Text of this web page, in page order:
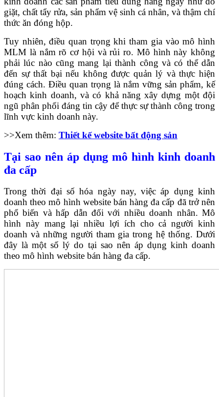
giặt, chất tẩy rửa, sản phẩm vệ sinh cá nhân, và thậm chí
thức ăn đóng hộp.
Tuy nhiên, điều quan trọng khi tham gia vào mô hình
MLM là nắm rõ cơ hội và rủi ro. Mô hình này không
phải lúc nào cũng mang lại thành công và có thể dẫn
đến sự thất bại nếu không được quản lý và thực hiện
đúng cách. Điều quan trọng là nắm vững sản phẩm, kế
hoạch kinh doanh, và có khả năng xây dựng một đội
ngũ phân phối đáng tin cậy để thực sự thành công trong
lĩnh vực kinh doanh này.
>>Xem thêm: Thiết kế website bất động sản
Tại sao nên áp dụng mô hình kinh doanh
đa cấp
Trong thời đại số hóa ngày nay, việc áp dụng kinh
doanh theo mô hình website bán hàng đa cấp đã trở nên
phổ biến và hấp dẫn đối với nhiều doanh nhân. Mô
hình này mang lại nhiều lợi ích cho cả người kinh
doanh và những người tham gia trong hệ thống. Dưới
đây là một số lý do tại sao nên áp dụng kinh doanh
theo mô hình website bán hàng đa cấp.